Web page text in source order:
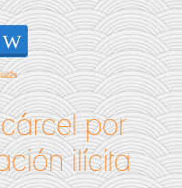
por
ilícita